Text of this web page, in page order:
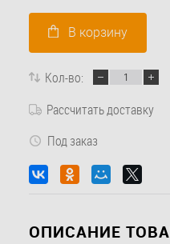
В корзину
Кол-во:
Рассчитать доставку
Под заказ
ОПИСАНИЕ